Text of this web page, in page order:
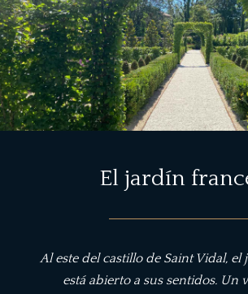
El jardín
Al este del castillo de Saint Vidal, el
está abierto a sus sentidos. Un